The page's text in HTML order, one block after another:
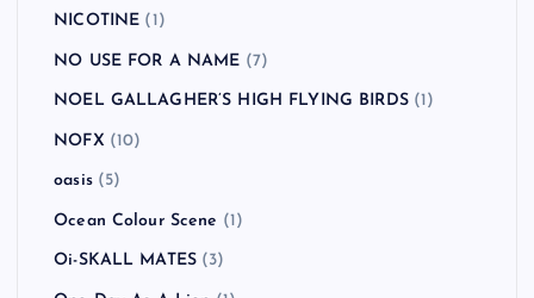
NICOTINE (1)
NO USE FOR A NAME (7)
NOEL GALLAGHER’S HIGH FLYING BIRDS(1)
NOFX (10)
oasis(5)
Ocean Colour Scene (1)
Oi-SKALL MATES (3)